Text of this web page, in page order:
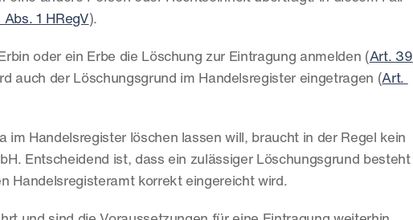
1 HRegV).
oder ein Erbe die Löschung zur Eintragung anmelden (Art. 39
auch der Löschungsgrund im Handelsregister eingetragen (Art.
im Handelsregister löschen lassen will, braucht in der Regel kein
Entscheidend ist, dass ein zulässiger Löschungsgrund besteht
Handelsregisteramt korrekt eingereicht wird.